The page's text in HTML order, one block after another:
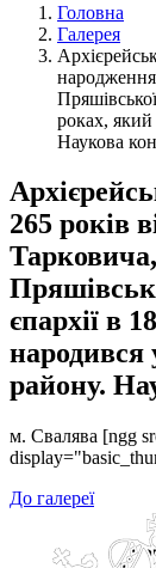
Головна
Галерея
роках, який
Наукова
265 років
єпархії в
народився
району.
м. Свалява [ngg
До галереї